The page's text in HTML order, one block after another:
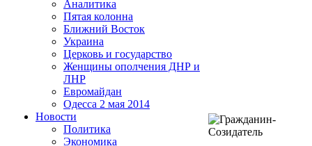
Аналитика
Пятая колонна
Ближний Восток
Украина
Церковь и государство
Женщины ополчения ДНР и
ЛНР
Евромайдан
Одесса 2 мая 2014
Новости
Политика
Экономика